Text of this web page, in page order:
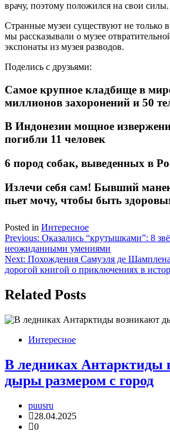
врачу, поэтому положился на свои силы.
Странные музеи существуют не только
мы рассказывали о музее
экспонаты из музея разводов.
Поделись с друзьями:
Самое крупное кладбище в
миллионов захоронений и 50
В Индонезии мощное
погибли 11 человек
6 пород собак, выведенных в
Излечи себя сам! Бывший
пьет мочу, чтобы быть
Posted in Интересное
Навигация
по
записям
Previous: Оказались “крутышками”: 8
неожиданными умениями
Next: Похождения Самуэля де
дорогой книгой о приключениях в
Related Posts
Интересное
В ледниках Антарктиды
дыры размером с город
puusru
28.04.2025
0